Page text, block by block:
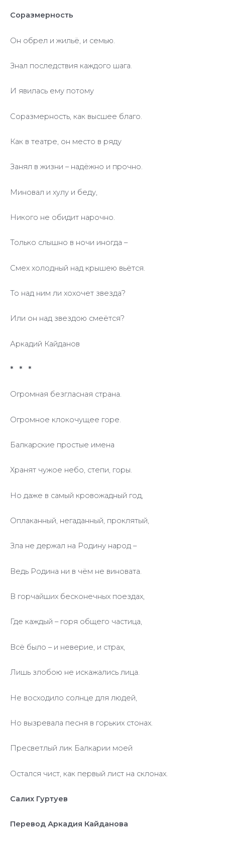
Соразмерность
Он обрел и жильё, и семью.
Знал последствия каждого шага.
И явилась ему потому
Соразмерность, как высшее благо.
Как в театре, он место в ряду
Занял в жизни – надёжно и прочно.
Миновал и хулу и беду,
Никого не обидит нарочно.
Только слышно в ночи иногда –
Смех холодный над крышею вьётся.
То над ним ли хохочет звезда?
Или он над звездою смеётся?
Аркадий Кайданов
* * *
Огромная безгласная страна.
Огромное клокочущее горе.
Балкарские простые имена
Хранят чужое небо, степи, горы.
Но даже в самый кровожадный год,
Оплаканный, негаданный, проклятый,
Зла не держал на Родину народ –
Ведь Родина ни в чём не виновата.
В горчайших бесконечных поездах,
Где каждый – горя общего частица,
Всё было – и неверие, и страх,
Лишь злобою не искажались лица.
Не восходило солнце для людей,
Но вызревала песня в горьких стонах.
Пресветлый лик Балкарии моей
Остался чист, как первый лист на склонах.
Салих Гуртуев
Перевод Аркадия Кайданова